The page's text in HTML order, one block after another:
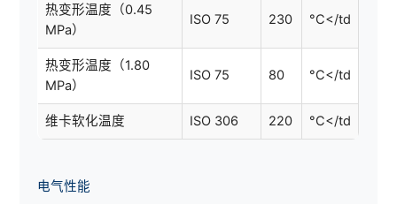
热变形温度（0.45
MPa）
ISO 75 230 °C</td
热变形温度（1.80
MPa）
ISO 75 80 °C</td
维卡软化温度 ISO 306 220 °C</td
电气性能